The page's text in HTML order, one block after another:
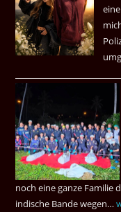
noch eine ganze Familie
indische Bande wegen…